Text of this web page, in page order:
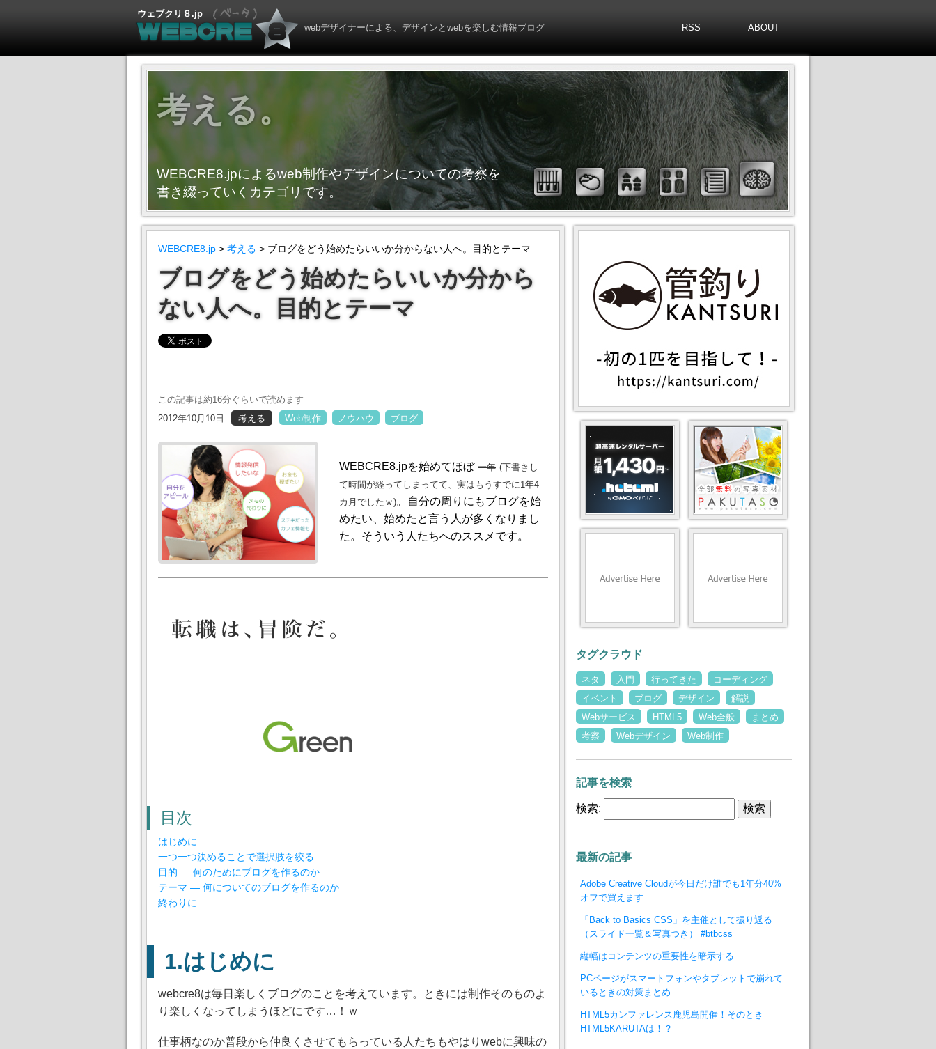
ウェブクリ８.jp
webデザイナーによる、デザインとwebを楽しむ情報ブログ RSS ABOUT
考える。
WEBCRE8.jpによるweb制作やデザインについての考察を
書き綴っていくカテゴリです。
WEBCRE8.jp > 考える > ブログをどう始めたらいいか分からない人へ。目的とテーマ
ブログをどう始めたらいいか分から
ない人へ。目的とテーマ
この記事は約16分ぐらいで読めます
2012年10月10日
考える Web制作 ノウハウ ブログ
WEBCRE8.jpを始めてほぼ 一年 (下書きし
て時間が経ってしまってて、実はもうすでに1年4
カ月でしたｗ)。自分の周りにもブログを始
めたい、始めたと言う人が多くなりまし
た。そういう人たちへのススメです。
目次
はじめに
一つ一つ決めることで選択肢を絞る
目的 ― 何のためにブログを作るのか
テーマ ― 何についてのブログを作るのか
終わりに
はじめに
webcre8は毎日楽しくブログのことを考えています。ときには制作そのものよ
り楽しくなってしまうほどにです…！ｗ
仕事柄なのか普段から仲良くさせてもらっている人たちもやはりwebに興味の
タグクラウド
ネタ 入門 行ってきた
コーディング
イベント
ブログ デザイン
解説
Webサービス
HTML5 Web全般
まとめ
考察
Webデザイン Web制作
記事を検索
検索:
最新の記事
Adobe Creative Cloudが今日だけ誰でも1年分40%
オフで買えます
「Back to Basics CSS」を主催として振り返る
（スライド一覧＆写真つき） #btbcss
縦幅はコンテンツの重要性を暗示する
PCページがスマートフォンやタブレットで崩れて
いるときの対策まとめ
HTML5カンファレンス鹿児島開催！そのとき
HTML5KARUTAは！？